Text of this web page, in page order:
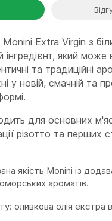
Extra Virgin з
який може
та традиційні
у новій, смачній та
для основних
різотто та перших
якість Monini із
ароматів.
оливкова олія екстра